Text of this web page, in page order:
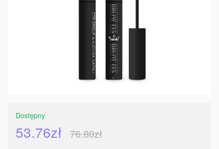
Dostępny
53.76zł 76.80zł